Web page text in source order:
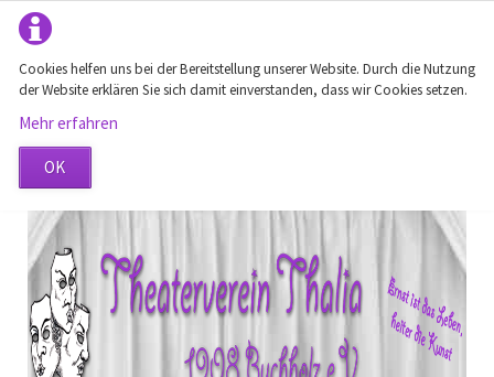
Cookies helfen uns bei der Bereitstellung unserer Website. Durch die Nutzung
der Website erklären Sie sich damit einverstanden, dass wir Cookies setzen.
Mehr erfahren
OK